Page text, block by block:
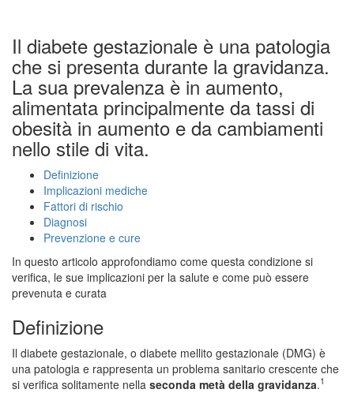
Il diabete gestazionale è una patologia
che si presenta durante la gravidanza.
La sua prevalenza è in aumento,
alimentata principalmente da tassi di
obesità in aumento e da cambiamenti
nello stile di vita.
Definizione
Implicazioni mediche
Fattori di rischio
Diagnosi
Prevenzione e cure
In questo articolo approfondiamo come questa condizione si
verifica, le sue implicazioni per la salute e come può essere
prevenuta e curata
Definizione
Il diabete gestazionale, o diabete mellito gestazionale (DMG) è
una patologia e rappresenta un problema sanitario crescente che
si verifica solitamente nella seconda metà della gravidanza.1